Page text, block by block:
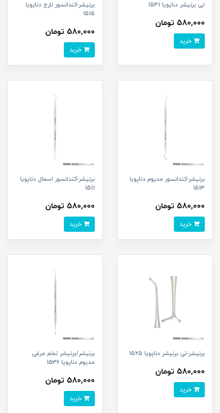
تی برنیشر دناپویا 1531
580,000 تومان
برنیشر-کندانسور لارج دناپویا
1515
580,000 تومان
برنیشر-کندانسور مدیوم دناپویا
1513
580,000 تومان
برنیشر-کندانسور اسمال دناپویا
1511
580,000 تومان
برنیشر-تی برنیشر دناپویا 1525
580,000 تومان
برنیشر/برنیشر تخم مرغی
مدیوم دناپویا 1536
580,000 تومان